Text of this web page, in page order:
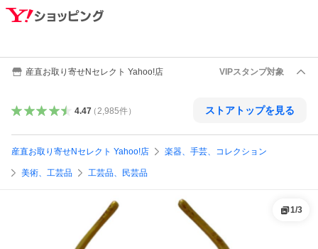
産直お取り寄せNセレクト Yahoo!店 VIPスタンプ対象
4.47（ 2,985件） ストアトップを見る
産直お取り寄せNセレクト Yahoo!店 楽器、手芸、コレクション
美術、工芸品 工芸品、民芸品
1/3